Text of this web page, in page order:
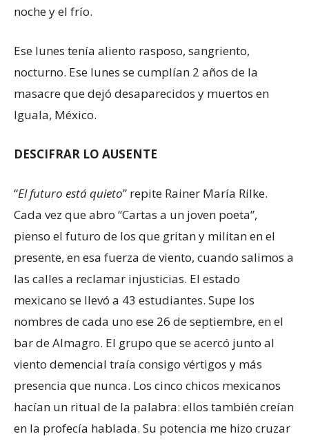
noche y el frío.
Ese lunes tenía aliento rasposo, sangriento,
nocturno. Ese lunes se cumplían 2 años de la
masacre que dejó desaparecidos y muertos en
Iguala, México.
DESCIFRAR LO AUSENTE
“El futuro está quieto” repite Rainer María Rilke.
Cada vez que abro “Cartas a un joven poeta”,
pienso el futuro de los que gritan y militan en el
presente, en esa fuerza de viento, cuando salimos a
las calles a reclamar injusticias. El estado
mexicano se llevó a 43 estudiantes. Supe los
nombres de cada uno ese 26 de septiembre, en el
bar de Almagro. El grupo que se acercó junto al
viento demencial traía consigo vértigos y más
presencia que nunca. Los cinco chicos mexicanos
hacían un ritual de la palabra: ellos también creían
en la profecía hablada. Su potencia me hizo cruzar